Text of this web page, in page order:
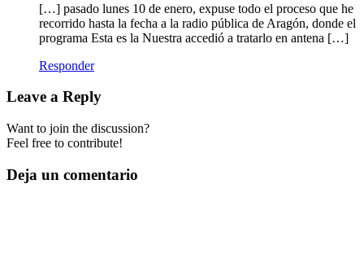
[…] pasado lunes 10 de enero, expuse todo el proceso que he
recorrido hasta la fecha a la radio pública de Aragón, donde el
programa Esta es la Nuestra accedió a tratarlo en antena […]
Responder
Leave a Reply
Want to join the discussion?
Feel free to contribute!
Deja un comentario